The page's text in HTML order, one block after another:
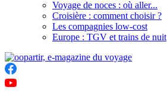
Voyage de noces : où aller...
Croisière : comment choisir ?
Les compagnies low-cost
Europe : TGV et trains de nuit